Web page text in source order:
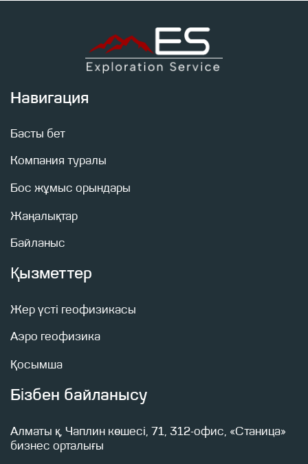
Өтінім қалдырыңыз, біздің мамандар
мақсаттары мен ерекшеліктерін ескере отырып
Навигация
Басты бет
Компания туралы
Бос жұмыс орындары
Жаңалықтар
Байланыс
Қызметтер
Жер үсті геофизикасы
Аэро геофизика
Қосымша
Бізбен байланысу
Алматы қ, Чаплин көшесі, 71, 312-офис, «Станица»
бизнес орталығы